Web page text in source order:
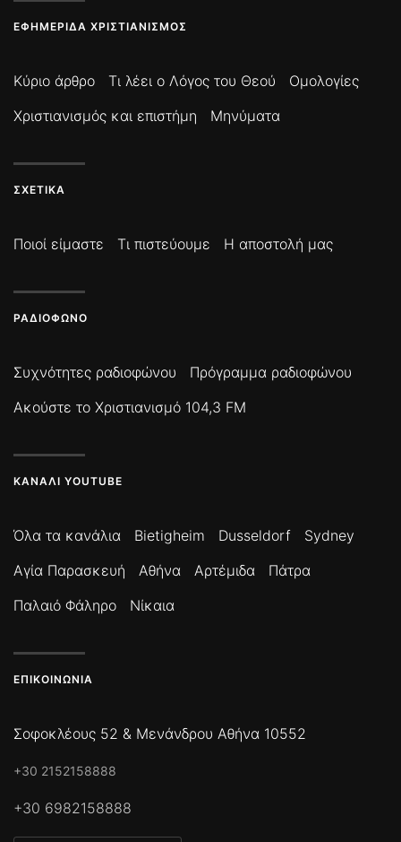
ΕΦΗΜΕΡΊΔΑ ΧΡΙΣΤΙΑΝΙΣΜΌΣ
Κύριο άρθρο Τι λέει ο Λόγος του Θεού
Ομολογίες
Χριστιανισμός και επιστήμη
Μηνύματα
ΣΧΕΤΙΚΆ
Ποιοί είμαστε Τι πιστεύουμε Η αποστολή μας
ΡΑΔΙΌΦΩΝΟ
Συχνότητες ραδιοφώνου
Πρόγραμμα ραδιοφώνου
Ακούστε το Χριστιανισμό 104,3 FM
ΚΑΝΆΛΙ YOUTUBE
Όλα τα κανάλια Bietigheim Dusseldorf
Sydney
Αγία Παρασκευή
Αθήνα Αρτέμιδα
Πάτρα
Παλαιό Φάληρο
Νίκαια
ΕΠΙΚΟΙΝΩΝΊΑ
Σοφοκλέους 52 & Μενάνδρου Αθήνα 10552
+30 2152158888
+30 6982158888